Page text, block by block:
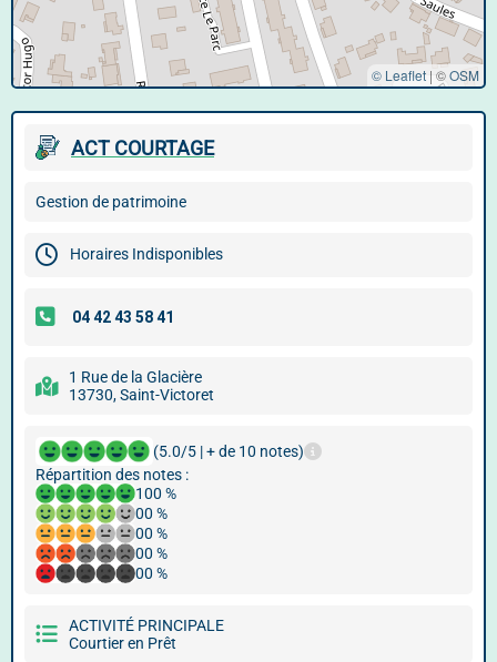
© Leaflet | ©OSM
ACT COURTAGE
Gestion de patrimoine
Horaires Indisponibles
1 Rue de la Glacière
13730, Saint-Victoret
(5.0/5 | + de 10 notes)
Répartition des notes :
100 %
00 %
00 %
00 %
00 %
ACTIVITÉ PRINCIPALE
Courtier en Prêt